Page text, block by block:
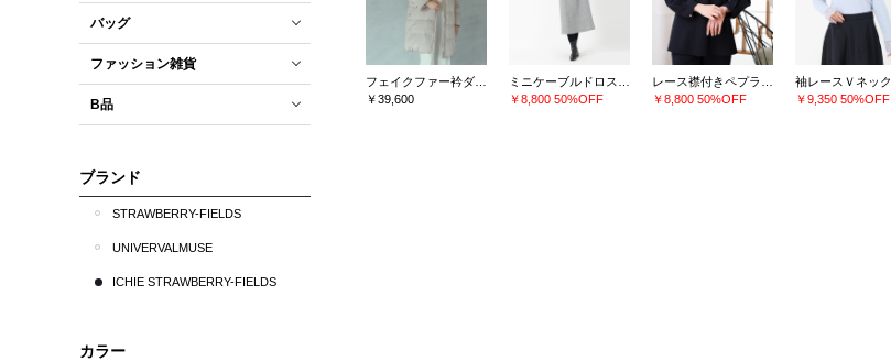
バッグ
ファッション雑貨
B品
ブランド
STRAWBERRY-FIELDS
UNIVERVALMUSE
ICHIE STRAWBERRY-FIELDS
カラー
￥39,600
￥8,800 50%OFF
￥8,800 50%OFF
￥9,350 50%OFF